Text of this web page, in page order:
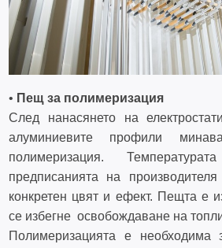
• Пещ за полимеризация
След нанасянето на
алуминиевите профили
полимеризация.
предписанията на
конкретен цвят и ефект. Пещта е
се избегне освобождаване на
Полимеризацията е необходима